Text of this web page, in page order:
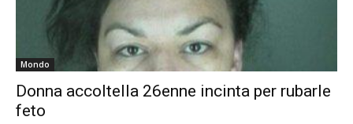
Mondo
Donna accoltella 26enne incinta per rubarle
feto